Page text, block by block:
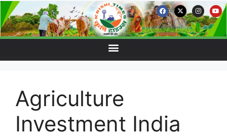
Agriculture
Investment India